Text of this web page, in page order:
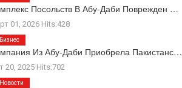
Посольств В Абу-Даби Поврежден …
01, 2026 Hits:428
Из Абу-Даби Приобрела Пакистанс…
20, 2025 Hits:702
Бизнес
Новости